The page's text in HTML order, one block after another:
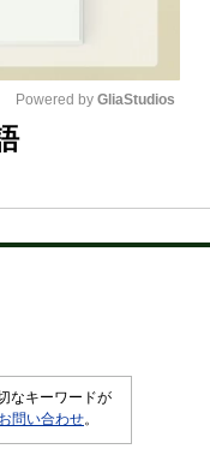
Powered by GliaStudios
なキーワードが
お問い合わせ。